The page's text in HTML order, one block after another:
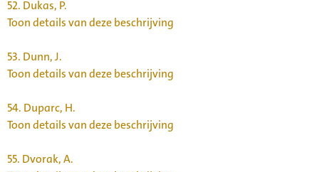
52. Dukas, P.
Toon details van deze beschrijving
53. Dunn, J.
Toon details van deze beschrijving
54. Duparc, H.
Toon details van deze beschrijving
55. Dvorak, A.